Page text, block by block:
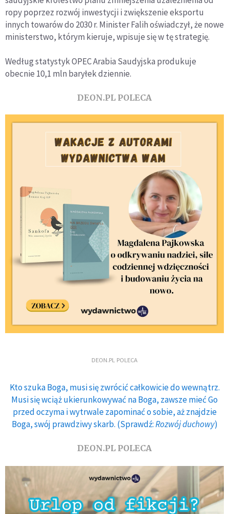
ropy poprzez rozwój inwestycji i zwiększenie eksportu
innych towarów do 2030 r. Minister Falih oświadczył, że nowe
ministerstwo, którym kieruje, wpisuje się w tę strategię.
Według statystyk OPEC Arabia Saudyjska produkuje
obecnie 10,1 mln baryłek dziennie.
DEON.PL POLECA
DEON.PL POLECA
Kto szuka Boga, musi się zwrócić całkowicie do wewnątrz.
Musi się wciąż ukierunkowywać na Boga, zawsze mieć Go
przed oczyma i wytrwale zapominać o sobie, aż znajdzie
Boga, swój prawdziwy skarb. (Sprawdź:Rozwój duchowy)
DEON.PL POLECA